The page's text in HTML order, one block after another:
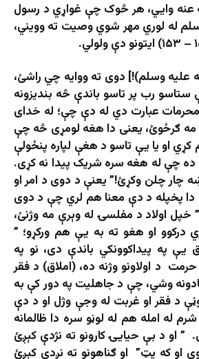
عنه وايي، هر څوک چې غواړي د رسول
له لوري مهر شوي وصیت ته وویني،
عليه وسلم)!] دوى ته ووايه چي راشئ،
ستاسو رب پر تاسو باندې څه بنديزونه
عبارت دي له دې چې؛ له خدای
ګرځوئ، یعنی دا هغه لومړی څه چې
کړي او یا یې تاسو د هغې لپاره پنځولې
چې له هغه سره شریک پیدا نه کړی.
ښه چار چلن وکړئ!” یعنې د دوی د امر او
دا پخپله د دې معنا هم لري چې د دوی
” خپل اولاد د مفلسۍ له وېرې مه وژنئ،
دركوو او هغو ته به یې هم ورکړو؛ ”
یې په پیداکوونکي باندې دی، نو په
د اولاونو وژنه ده، (املاق) د فقر
وشي، چې د جاهلیت په دور کې به
د فقر او غربت له وجې وژل او د دې
له امله هم له لوڼو سره دا ظالمانه
” او د بې حيايۍ كارونو ته نژدې کېږئ
او كه پټ” او ګناهونو ته نږدې کېږئ